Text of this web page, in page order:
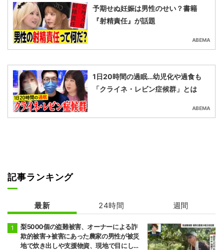
予期せぬ妊娠は男性のせい？書籍
『射精責任』が話題
ABEMA
1日20時間の過眠…幼児化や過食も
「クライネ・レビン症候群」とは
ABEMA
記事ランキング
最新 24時間 週間
梨5000個の盗難被害、オーナーによる詐
欺的被害→被害にあった農家の男性が被災
地で炊き出しや支援物資、現地で目にし